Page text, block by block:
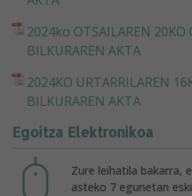
2024ko OTSAILAREN 20KO
BILKURAREN AKTA
2024KO URTARRILAREN
BILKURAREN AKTA
Egoitza Elektronikoa
Zure leihatila bakarra,
asteko 7 egunetan